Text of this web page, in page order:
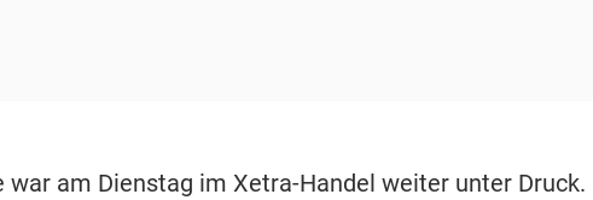
war am Dienstag im Xetra-Handel weiter unter Druck.